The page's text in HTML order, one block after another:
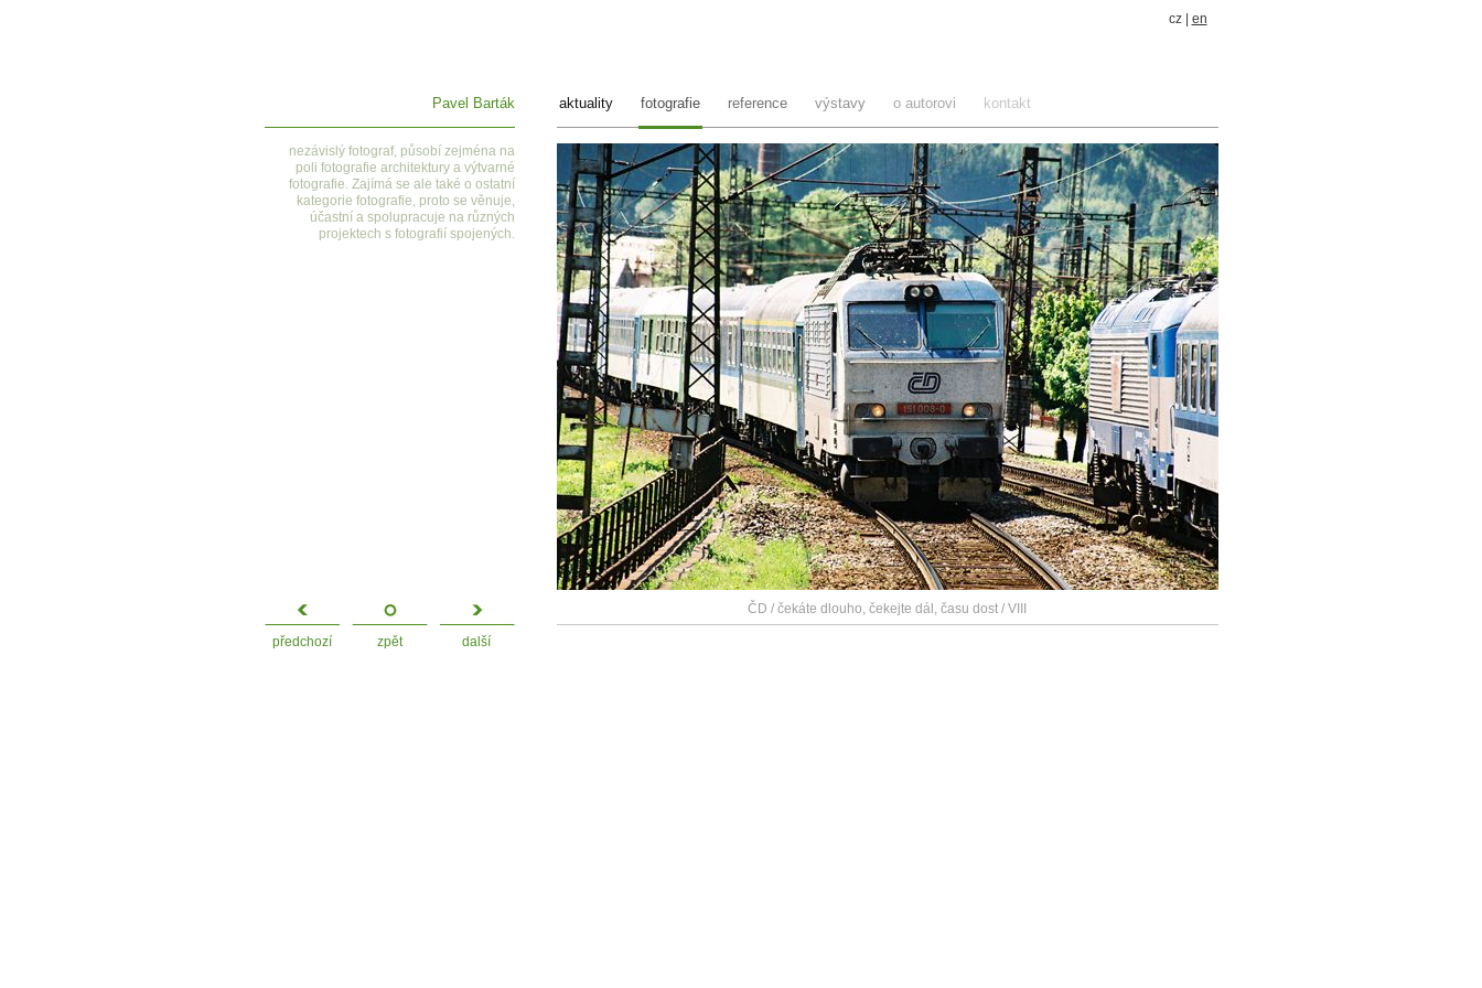
Pavel Barták
nezávislý fotograf, působí zejména na
poli fotografie architektury a výtvarné
fotografie. Zajímá se ale také o ostatní
kategorie fotografie, proto se věnuje,
účastní a spolupracuje na různých
projektech s fotografií spojených.
ČD / čekáte dlouho, čekejte dál, času dost / VIII
předchozí zpět další
cz | en
aktuality fotografie reference výstavy o autorovi kontakt